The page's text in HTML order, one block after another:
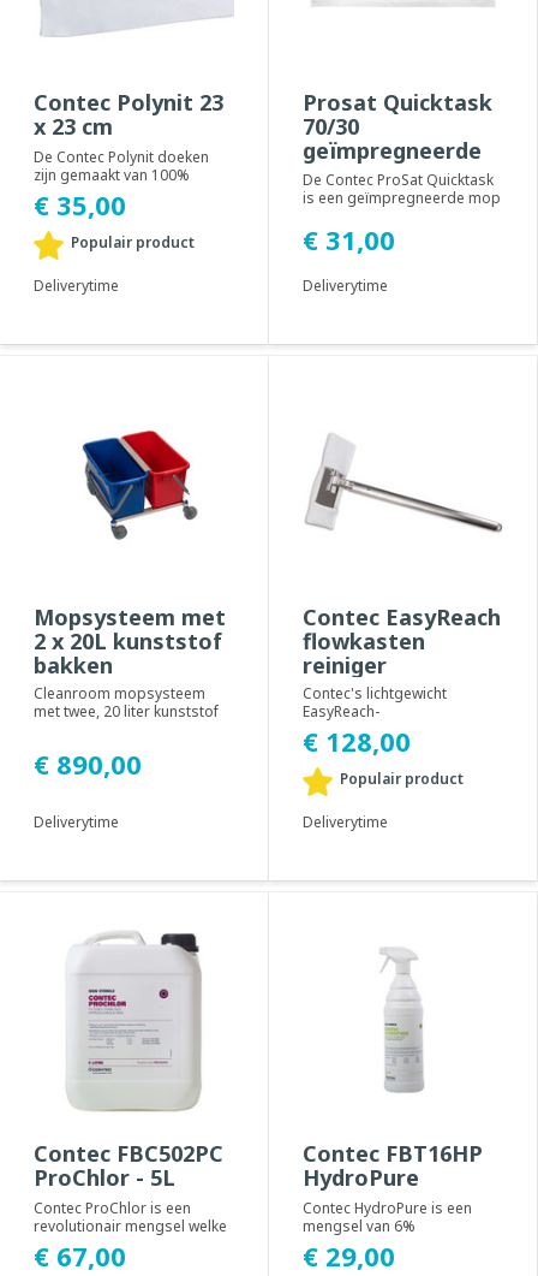
Contec Polynit 23
x 23 cm
De Contec Polynit doeken
zijn gemaakt van 100%
polyester in een gehaakte
structuur. De ran...
€ 35,00
Populair product
Deliverytime
Prosat Quicktask
70/30
geïmpregneerde
mop
De Contec ProSat Quicktask
is een geïmpregneerde mop
mopsyst...
€ 31,00
Deliverytime
Mopsysteem met
2 x 20L kunststof
bakken
Cleanroom mopsysteem
met twee, 20 liter kunststof
€ 890,00
Deliverytime
Contec EasyReach
flowkasten
reiniger
Contec's lichtgewicht
EasyReach-
reinigingsgereedschap is
ontworpen voor het reinigen
van i...
€ 128,00
Populair product
Deliverytime
Contec FBC502PC
ProChlor - 5L
Contec ProChlor is een
revolutionair mengsel welke
in minder dan 1 minuut 100%
sporendoden...
€ 67,00
Contec FBT16HP
HydroPure
Contec HydroPure is een
mengsel van 6%
waterstofperoxide en
gezuiverd water. Contec
€ 29,00